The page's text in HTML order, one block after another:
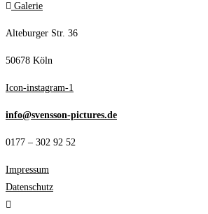
Galerie
Alteburger Str. 36
50678 Köln
Icon-instagram-1
info@svensson-pictures.de
0177 – 302 92 52
Impressum
Datenschutz